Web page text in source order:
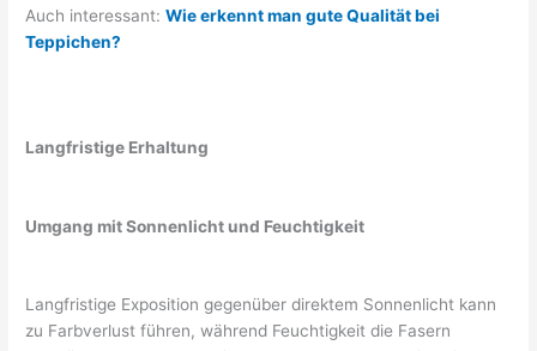
Auch interessant:Wie erkennt man gute Qualität bei
Teppichen?
Langfristige Erhaltung
Umgang mit Sonnenlicht und Feuchtigkeit
Langfristige Exposition gegenüber direktem Sonnenlicht kann
zu Farbverlust führen, während Feuchtigkeit die Fasern